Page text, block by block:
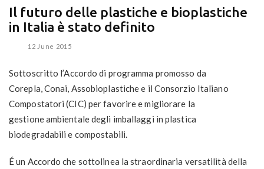
Il futuro delle plastiche e bioplastiche
in Italia è stato definito
12 June 2015
Sottoscritto l’Accordo di programma promosso da
Corepla, Conai, Assobioplastiche e il Consorzio Italiano
Compostatori (CIC) per favorire e migliorare la
gestione ambientale degli imballaggi in plastica
biodegradabili e compostabili.
É un Accordo che sottolinea la straordinaria versatilità della